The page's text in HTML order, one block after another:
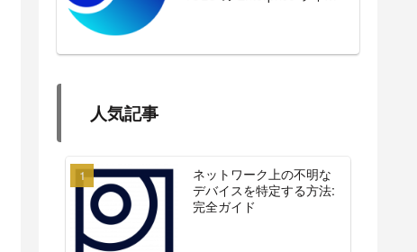
人気記事
ネットワーク上の不明な
デバイスを特定する方法:
完全ガイド